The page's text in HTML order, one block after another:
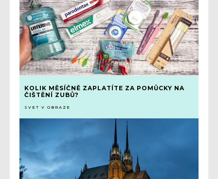
KOLIK MĚSÍČNĚ ZAPLATÍTE ZA POMŮCKY NA
ČIŠTĚNÍ ZUBŮ?
SVET V OBRAZE